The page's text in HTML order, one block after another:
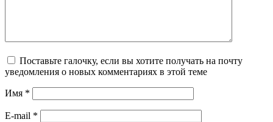
Поставьте галочку, если вы хотите получать на почту
уведомления о новых комментариях в этой теме
Имя *
E-mail *